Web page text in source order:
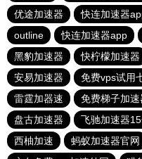
优途加速器
快连加速器
outline
快连加速器app
黑豹加速器
快柠檬加速器
安易加速器
免费vps试用
雷霆加器速
免费梯子加
盘古加速器
飞驰加速器
西柚加速
蚂蚁加速器官网